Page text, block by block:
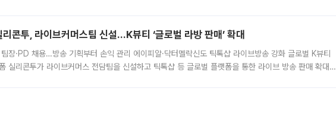
리콘투, 라이브커머스팀 신설…K뷰티 ‘글로벌 라방 판매’ 확대
장·PD 채용…방송 기획부터 손익 관리 에이피알·닥터멜락신도 틱톡샵 라이브방송 강화 글로벌 K뷰티
실리콘투가 라이브커머스 전담팀을 신설하고 틱톡샵 등 글로벌 플랫폼을 통한 라이브 방송 판매 확대에